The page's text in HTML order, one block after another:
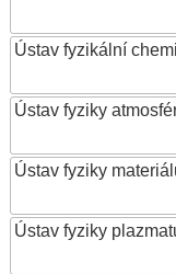
Ústav fyzikální
Ústav fyziky
Ústav fyziky
Ústav fyziky